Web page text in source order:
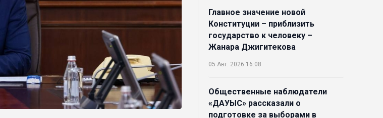
Главное значение новой
Конституции – приблизить
государство к человеку –
Жанара Джигитекова
05 Авг. 2026 16:08
Общественные наблюдатели
«ДАУЫС» рассказали о
подготовке за выборами в